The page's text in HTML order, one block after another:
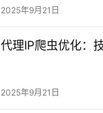
2025年9月21日
代理IP爬虫优化：
2025年9月21日